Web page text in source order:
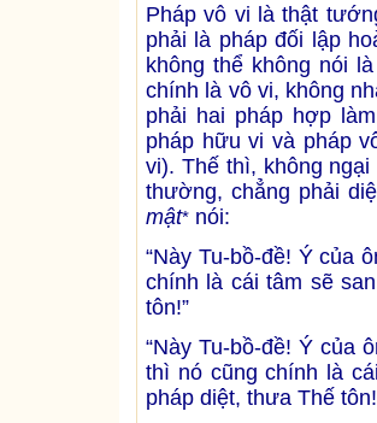
Pháp vô vi là thật
phải là pháp đối lập
không thể không nói
chính là vô vi, không
phải hai pháp hợp
pháp hữu vi và pháp
vi). Thế thì, không
thường, chẳng phải
mật* nói:
“Này Tu-bồ-đề! Ý của
chính là cái tâm sẽ
tôn!”
“Này Tu-bồ-đề! Ý của
thì nó cũng chính là
pháp diệt, thưa Thế